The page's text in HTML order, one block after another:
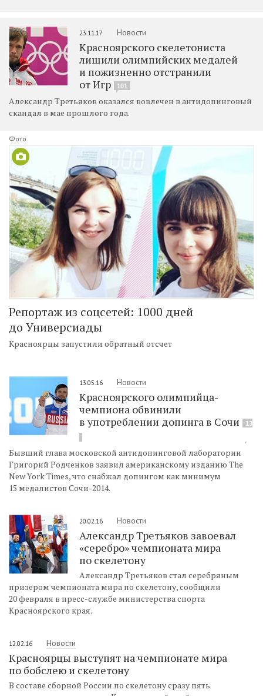
23.11.17 Новости
Красноярского скелетониста
лишили олимпийских медалей
и пожизненно отстранили
от Игр
101
Александр Третьяков оказался вовлечен в антидопинговый
скандал в мае прошлого года.
Фото
Репортаж из соцсетей: 1000 дней
до Универсиады
Красноярцы запустили обратный отсчет
13.05.16 Новости
Красноярского олимпийца-
чемпиона обвинили
в употреблении допинга в Сочи
13
Бывший глава московской антидопинговой лаборатории
Григорий Родченков заявил американскому изданию The
New York Times, что снабжал допингом как минимум
15 медалистов Сочи-2014.
20.02.16 Новости
Александр Третьяков завоевал
«серебро» чемпионата мира
по скелетону
Александр Третьяков стал серебряным
призером чемпионата мира по скелетону, сообщили
20 февраля в пресс-службе министерства спорта
Красноярского края.
12.02.16 Новости
Красноярцы выступят на чемпионате мира
по бобслею и скелетону
В составе сборной России по скелетону сразу пять